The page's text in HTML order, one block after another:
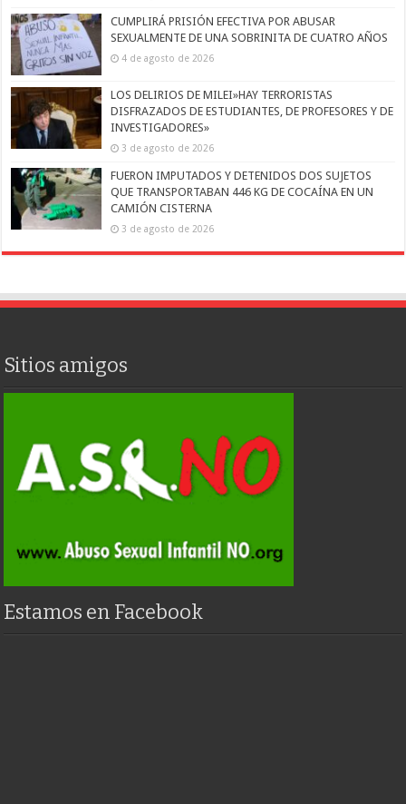
CUMPLIRÁ PRISIÓN EFECTIVA POR ABUSAR
SEXUALMENTE DE UNA SOBRINITA DE CUATRO AÑOS
4 de agosto de 2026
LOS DELIRIOS DE MILEI»HAY TERRORISTAS
DISFRAZADOS DE ESTUDIANTES, DE PROFESORES Y DE
INVESTIGADORES»
3 de agosto de 2026
FUERON IMPUTADOS Y DETENIDOS DOS SUJETOS
QUE TRANSPORTABAN 446 KG DE COCAÍNA EN UN
CAMIÓN CISTERNA
3 de agosto de 2026
Sitios amigos
Estamos en Facebook